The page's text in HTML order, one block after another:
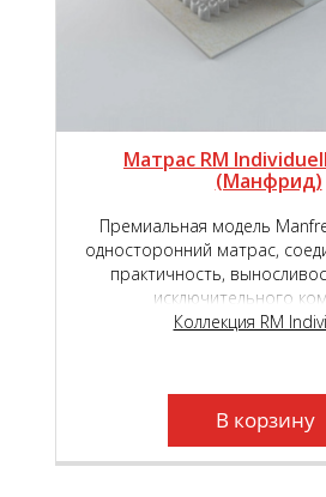
Матрас RM
(Манфрид)
Премиальная модель
односторонний матрас,
практичность,
исключительного
Коллекция RM
В корзину